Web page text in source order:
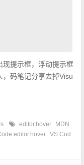
现提示框，浮动提示框
码笔记分享去掉Visu
editor.hover
MDN
editor.hover VS Cod